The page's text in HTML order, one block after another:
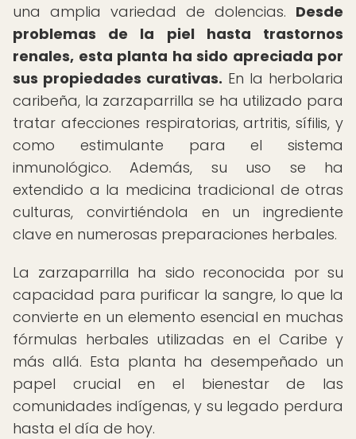
una amplia variedad de dolencias. Desde
problemas de la piel hasta trastornos
renales, esta planta ha sido apreciada por
sus propiedades curativas. En la herbolaria
caribeña, la zarzaparrilla se ha utilizado para
tratar afecciones respiratorias, artritis, sífilis, y
como estimulante para el sistema
inmunológico. Además, su uso se ha
extendido a la medicina tradicional de otras
culturas, convirtiéndola en un ingrediente
clave en numerosas preparaciones herbales.
La zarzaparrilla ha sido reconocida por su
capacidad para purificar la sangre, lo que la
convierte en un elemento esencial en muchas
fórmulas herbales utilizadas en el Caribe y
más allá. Esta planta ha desempeñado un
papel crucial en el bienestar de las
comunidades indígenas, y su legado perdura
hasta el día de hoy.